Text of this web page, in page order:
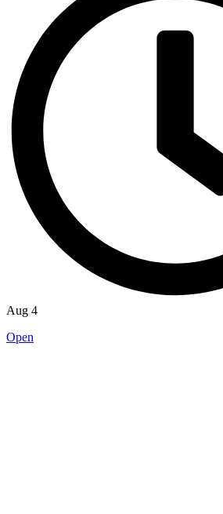
Aug 4
Open